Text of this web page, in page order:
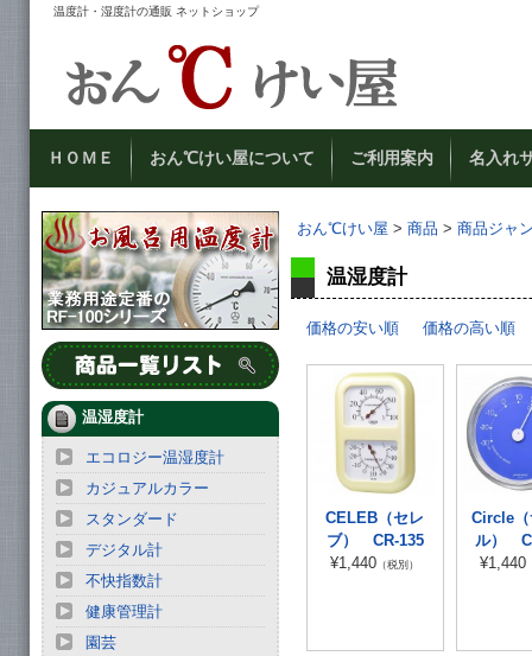
温度計・湿度計の通販 ネットショップ
ＨＯＭＥ おん℃けい屋について ご利用案内 名入れ
おん℃けい屋 > 商品 > 商品ジャ
温湿度計
価格の安い順 価格の高い順
CELEB（セレ
ブ） CR-135
¥1,440 （税別）
Circle
ル）
¥1,440
温湿度計
エコロジー温湿度計
カジュアルカラー
スタンダード
デジタル計
不快指数計
健康管理計
園芸